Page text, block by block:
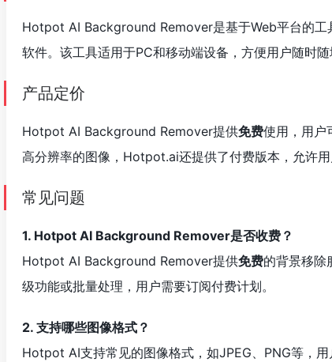
Hotpot AI Background Remover是基于Web平台的工
软件。该工具适用于PC和移动端设备，方便用户随时随
产品定价
Hotpot AI Background Remover提供免费使用，用户
高分辨率的图像，Hotpot.ai还提供了付费版本，允许用
常见问题
1. Hotpot AI Background Remover是否收费？
Hotpot AI Background Remover提供免费的背景移除
级功能或批量处理，用户需要订阅付费计划。
2. 支持哪些图像格式？
Hotpot AI支持常见的图像格式，如JPEG、PNG等，用